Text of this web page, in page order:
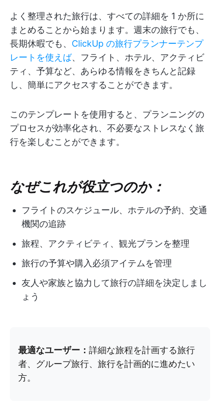
よく整理された旅行は、すべての詳細を 1 か所に
まとめることから始まります。週末の旅行でも、
長期休暇でも、 ClickUp の旅行プランナーテンプ
レートを使えば、フライト、ホテル、アクティビ
ティ、予算など、あらゆる情報をきちんと記録
し、簡単にアクセスすることができます。
このテンプレートを使用すると、プランニングの
プロセスが効率化され、不必要なストレスなく旅
行を楽しむことができます。
なぜこれが役立つのか：
フライトのスケジュール、ホテルの予約、交通
機関の追跡
旅程、アクティビティ、観光プランを整理
旅行の予算や購入必須アイテムを管理
友人や家族と協力して旅行の詳細を決定しまし
ょう
最適なユーザー： 詳細な旅程を計画する旅行
者、グループ旅行、旅行を計画的に進めたい
方。